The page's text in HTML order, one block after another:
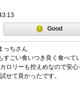
Good
っちさん
すごい食いつき良く食べて
ロリーも控えめなので安
せて良かったです。